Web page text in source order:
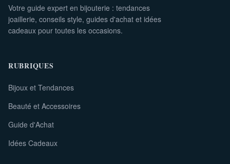
Votre guide expert en bijouterie : tendances
joaillerie, conseils style, guides d'achat et idées
cadeaux pour toutes les occasions.
RUBRIQUES
Bijoux et Tendances
Beauté et Accessoires
Guide d'Achat
Idées Cadeaux